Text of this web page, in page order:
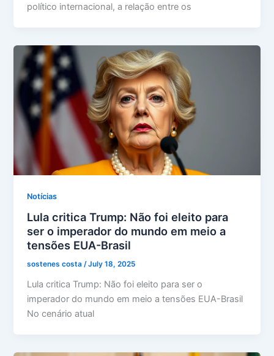
político internacional, a relação entre os
Notícias
Lula critica Trump: Não foi eleito para
ser o imperador do mundo em meio a
tensões EUA-Brasil
sostenes costa/July 18, 2025
Lula critica Trump: Não foi eleito para ser o
imperador do mundo em meio a tensões EUA-Brasil
No cenário atual